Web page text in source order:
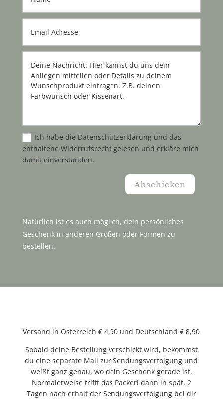
Ich habe die Datenschutzerklärung und das
enthaltene Widerrufsrecht gelesen und erkläre mich
damit einverstanden.
Abschicken
Natürlich ist es auch möglich, dein persönliches
Geschenk in anderen Größen oder Formen zu
bestellen.
Versand in Österreich € 4,90 und Deutschland € 8,90
Sobald deine Bestellung verschickt wird, bekommst
du eine separate Mail zur Sendungsverfolgung und
weißt ganz genau, wo dein Geschenk gerade ist.
Normalerweise trifft das Packerl dann in spät. 2
Tagen nach erhalt der Sendungsverfolgung bei dir